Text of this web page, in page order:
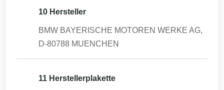
10 Hersteller
BMW BAYERISCHE MOTOREN WERKE AG,
D-80788 MUENCHEN
11 Herstellerplakette